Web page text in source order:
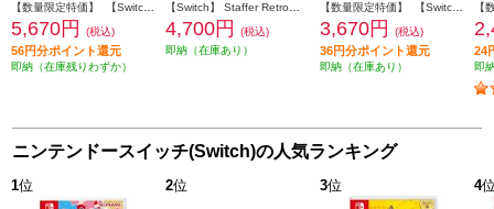
【数量限定特価】 【Switch】 セレクトオブリージュ 通常版
5,670円 (税込)
56円分ポイント還元
即納（在庫残りわずか）
【Switch】 Staffer Retro（ステッパー・レトロ）: 超能力推理クエスト
4,700円
(税込)
即納（在庫あり）
【数量限定特価】 【Switch2】 リトルナイトメア3
3,670円 (税込)
36円分ポイント還元
即納（在庫あり）
24
即
ニンテンドースイッチ(Switch)の人気ランキング
1位 2位 3位 4